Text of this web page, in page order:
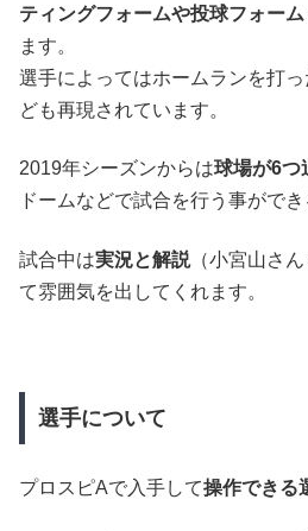
ティングフォームや投球フォーム
ます。
選手によってはホームランを打
ども再現されています。
2019年シーズンからは球場が6つ
ドームなどで試合を行う事ができ
試合中は実況と解説（小宮山さ
て雰囲気を出してくれます。
選手について
プロスピAで入手して操作できる